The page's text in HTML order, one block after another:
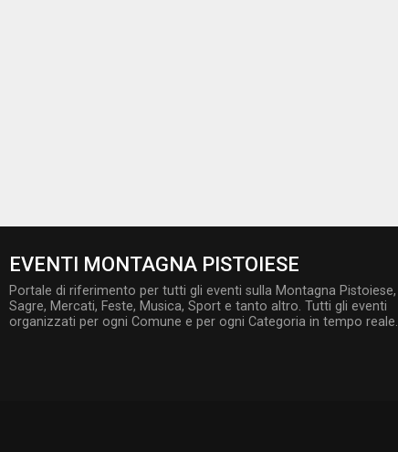
EVENTI MONTAGNA PISTOIESE
Portale di riferimento per tutti gli eventi sulla Montagna Pistoiese,
Sagre, Mercati, Feste, Musica, Sport e tanto altro. Tutti gli eventi
organizzati per ogni Comune e per ogni Categoria in tempo reale.